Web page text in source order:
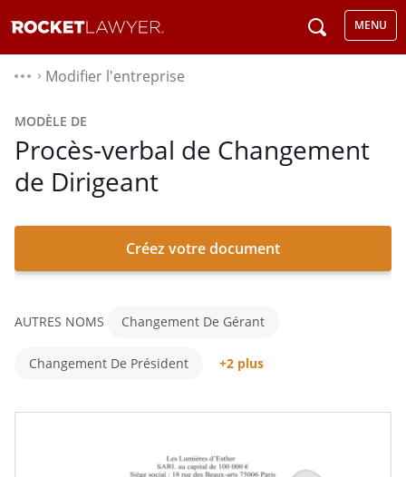
MENU
⌃ Modifier l'entreprise
MODÈLE DE
Procès-verbal de Changement
de Dirigeant
Créez votre document
AUTRES NOMS Changement De Gérant
Changement De Président +2 plus